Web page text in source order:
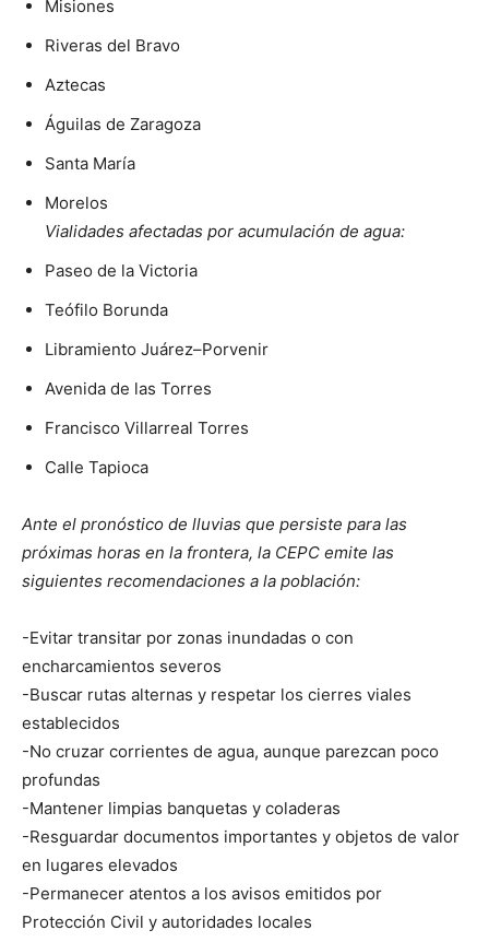
Misiones
Riveras del Bravo
Aztecas
Águilas de Zaragoza
Santa María
Morelos
Vialidades afectadas por acumulación de agua:
Paseo de la Victoria
Teófilo Borunda
Libramiento Juárez–Porvenir
Avenida de las Torres
Francisco Villarreal Torres
Calle Tapioca
Ante el pronóstico de lluvias que persiste para las
próximas horas en la frontera, la CEPC emite las
siguientes recomendaciones a la población:
-Evitar transitar por zonas inundadas o con
encharcamientos severos
-Buscar rutas alternas y respetar los cierres viales
establecidos
-No cruzar corrientes de agua, aunque parezcan poco
profundas
-Mantener limpias banquetas y coladeras
-Resguardar documentos importantes y objetos de valor
en lugares elevados
-Permanecer atentos a los avisos emitidos por
Protección Civil y autoridades locales